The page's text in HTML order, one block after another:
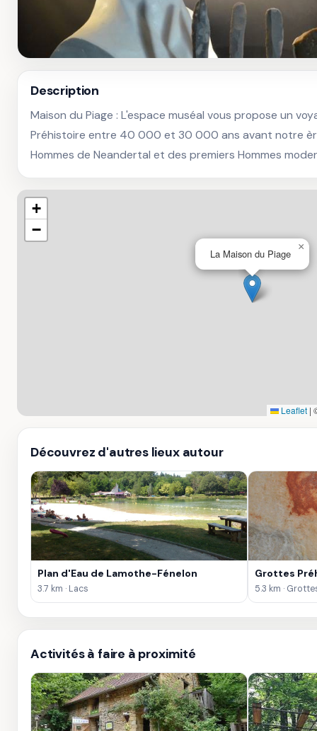
Description
Maison du Piage : L'espace muséal vous propose un
Préhistoire entre 40 000 et 30 000 ans avant notre
Hommes de Neandertal et des premiers Hommes
La Maison du Piage
×
+
−
Leaflet |
Découvrez d'autres lieux autour
Plan d'Eau de Lamothe-Fénelon
3.7 km · Lacs
Grottes
5.3 km ·
Activités à faire à proximité